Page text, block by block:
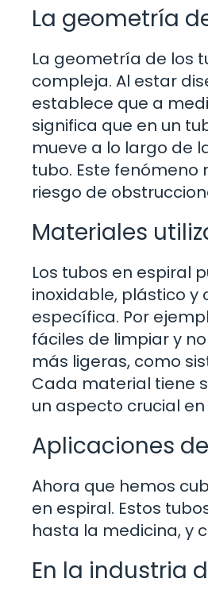
La geometría
La geometría de los
compleja. Al estar
establece que a
significa que en un
mueve a lo largo de
tubo. Este fenómeno
riesgo de
Materiales
Los tubos en espiral
inoxidable, plástico
específica. Por
fáciles de limpiar y
más ligeras, como
Cada material tiene
un aspecto crucial en
Aplicaciones
Ahora que hemos
en espiral. Estos
hasta la medicina, y
En la industria